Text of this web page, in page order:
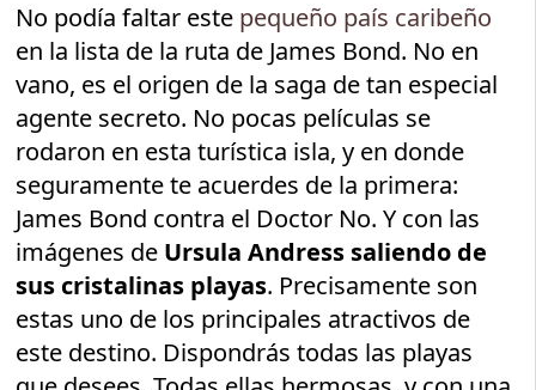
No podía faltar este pequeño país caribeño
en la lista de la ruta de James Bond. No en
vano, es el origen de la saga de tan especial
agente secreto. No pocas películas se
rodaron en esta turística isla, y en donde
seguramente te acuerdes de la primera:
James Bond contra el Doctor No. Y con las
imágenes de Ursula Andress saliendo de
sus cristalinas playas. Precisamente son
estas uno de los principales atractivos de
este destino. Dispondrás todas las playas